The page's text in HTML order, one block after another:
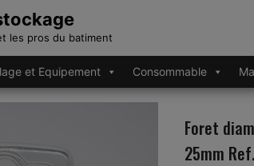
les pros du batiment
et Equipement Consommable
Foret
25mm